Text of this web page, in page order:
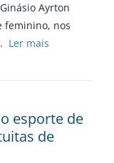
Ayrton
feminino, nos
Ler mais
esporte de
de